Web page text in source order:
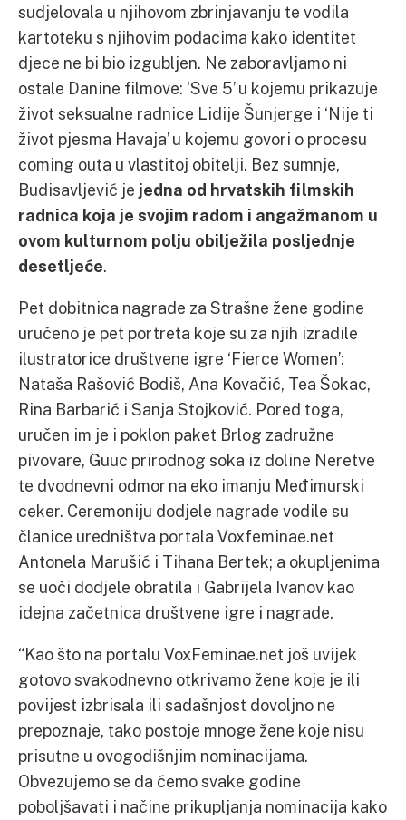
sudjelovala u njihovom zbrinjavanju te vodila
kartoteku s njihovim podacima kako identitet
djece ne bi bio izgubljen. Ne zaboravljamo ni
ostale Danine filmove: ‘Sve 5’ u kojemu prikazuje
život seksualne radnice Lidije Šunjerge i ‘Nije ti
život pjesma Havaja’ u kojemu govori o procesu
coming outa u vlastitoj obitelji. Bez sumnje,
Budisavljević je jedna od hrvatskih filmskih
radnica koja je svojim radom i angažmanom u
ovom kulturnom polju obilježila posljednje
desetljeće.
Pet dobitnica nagrade za Strašne žene godine
uručeno je pet portreta koje su za njih izradile
ilustratorice društvene igre ‘Fierce Women’:
Nataša Rašović Bodiš, Ana Kovačić, Tea Šokac,
Rina Barbarić i Sanja Stojković. Pored toga,
uručen im je i poklon paket Brlog zadružne
pivovare, Guuc prirodnog soka iz doline Neretve
te dvodnevni odmor na eko imanju Međimurski
ceker. Ceremoniju dodjele nagrade vodile su
članice uredništva portala Voxfeminae.net
Antonela Marušić i Tihana Bertek; a okupljenima
se uoči dodjele obratila i Gabrijela Ivanov kao
idejna začetnica društvene igre i nagrade.
“Kao što na portalu VoxFeminae.net još uvijek
gotovo svakodnevno otkrivamo žene koje je ili
povijest izbrisala ili sadašnjost dovoljno ne
prepoznaje, tako postoje mnoge žene koje nisu
prisutne u ovogodišnjim nominacijama.
Obvezujemo se da ćemo svake godine
poboljšavati i načine prikupljanja nominacija kako